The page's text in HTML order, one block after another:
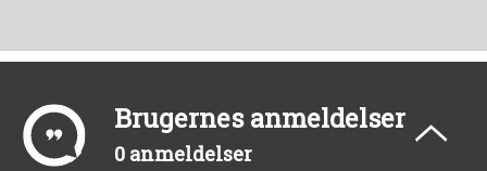
Brugernes anmeldelser
0 anmeldelser